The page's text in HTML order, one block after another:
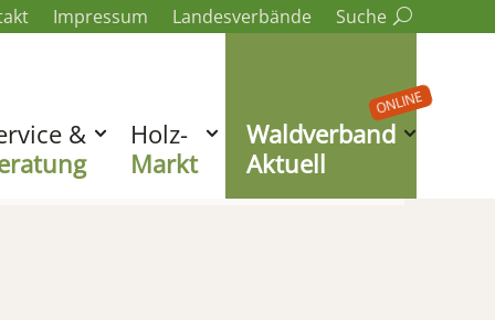
Impressum Landesverbände Suche
&
Holz-
Markt
ONLINE
Waldverband
Aktuell